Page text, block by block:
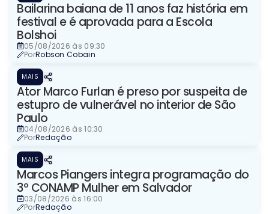
Bailarina baiana de 11 anos faz história em
festival e é aprovada para a Escola
Bolshoi
05/08/2026 às 09:30
PorRobson Cobain
MAIS
Ator Marco Furlan é preso por suspeita de
estupro de vulnerável no interior de São
Paulo
04/08/2026 às 10:30
PorRedação
MAIS
Marcos Piangers integra programação do
3º CONAMP Mulher em Salvador
03/08/2026 às 16:00
PorRedação